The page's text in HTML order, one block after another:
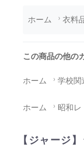
ホーム 衣料
この商品の他の
ホーム 学校関
ホーム 昭和レ
【ジャージ